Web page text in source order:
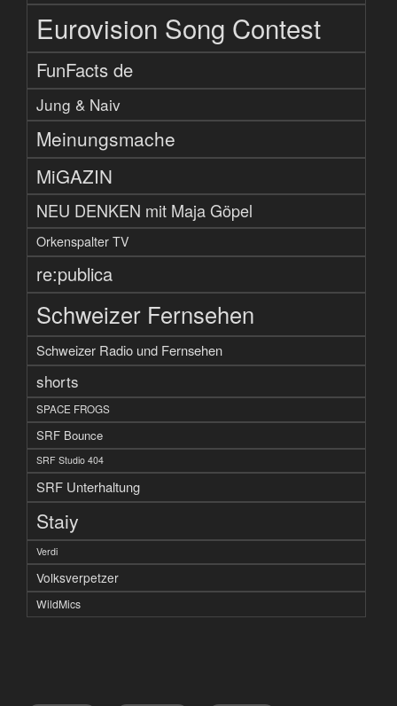
Eurovision Song Contest
FunFacts de
Jung & Naiv
Meinungsmache
MiGAZIN
NEU DENKEN mit Maja Göpel
Orkenspalter TV
re:publica
Schweizer Fernsehen
Schweizer Radio und Fernsehen
shorts
SPACE FROGS
SRF Bounce
SRF Studio 404
SRF Unterhaltung
Staiy
Verdi
Volksverpetzer
WildMics